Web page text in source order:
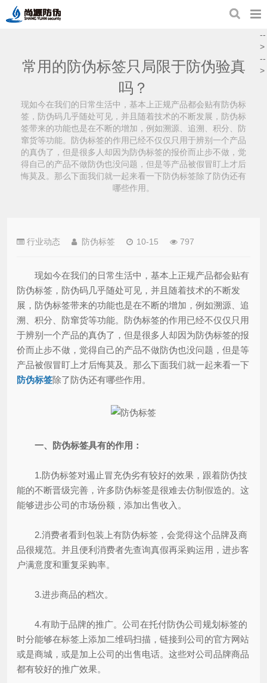
常用的防伪标签只局限于防伪验真
吗？
现如今在我们的日常生活中，基本上正规产品都会贴有防伪标
签，防伪码几乎随处可见，并且随着技术的不断发展，防伪标
签带来的功能也是在不断的增加，例如溯源、追溯、积分、防
窜货等功能。防伪标签的作用已经不仅仅只用于辨别一个产品
的真伪了，但是很多人却因为防伪标签的报价而止步不做，觉
得自己的产品不做防伪也没问题，但是等产品被假冒盯上才后
悔莫及。那么下面我们就一起来看一下防伪标签除了防伪还有
哪些作用。
行业动态 防伪标签 10-15 797
现如今在我们的日常生活中，基本上正规产品都会贴有
防伪标签，防伪码几乎随处可见，并且随着技术的不断发
展，防伪标签带来的功能也是在不断的增加，例如溯源、追
溯、积分、防窜货等功能。防伪标签的作用已经不仅仅只用
于辨别一个产品的真伪了，但是很多人却因为防伪标签的报
价而止步不做，觉得自己的产品不做防伪也没问题，但是等
产品被假冒盯上才后悔莫及。那么下面我们就一起来看一下
防伪标签除了防伪还有哪些作用。
一、防伪标签具有的作用：
1.防伪标签对遏止冒充伪劣有较好的效果，跟着防伪技
能的不断晋级完善，许多防伪标签是很难去仿制假造的。这
能够进步公司的市场份额，添加出售收入。
2.消费者看到包装上有防伪标签，会觉得这个品牌及商
品很规范。并且便利消费者先查询真假再采购运用，进步客
户满意度和重复采购率。
3.进步商品的档次。
4.有助于品牌的推广。公司在托付防伪公司规划标签的
时分能够在标签上添加二维码扫描，链接到公司的官方网站
或是商城，或是加上公司的出售电话。这些对公司品牌商品
都有较好的推广效果。
--
>
--
>